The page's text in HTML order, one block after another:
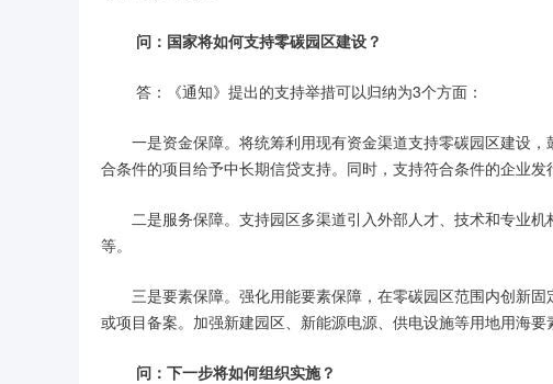
问：国家将如何支持零碳园区建设？
答：《通知》提出的支持举措可以归纳为3个方面：
一是资金保障。将统筹利用现有资金渠道支持零碳园区建设
合条件的项目给予中长期信贷支持。同时，支持符合条件的企业发
二是服务保障。支持园区多渠道引入外部人才、技术和专业
等。
三是要素保障。强化用能要素保障，在零碳园区范围内创新
或项目备案。加强新建园区、新能源电源、供电设施等用地用海要
问：下一步将如何组织实施？